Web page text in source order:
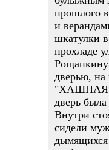
прошлого
и
шкатулки
прохладе
Рощапкину
дверью, на
"ХАШНАЯ".
дверь была
Внутри
сидели